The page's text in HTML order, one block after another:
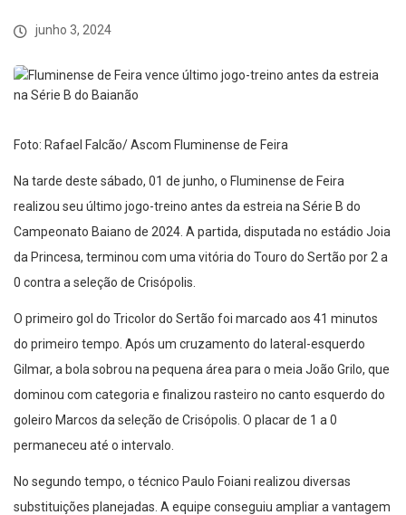
junho 3, 2024
Foto: Rafael Falcão/ Ascom Fluminense de Feira
Na tarde deste sábado, 01 de junho, o Fluminense de Feira
realizou seu último jogo-treino antes da estreia na Série B do
Campeonato Baiano de 2024. A partida, disputada no estádio Joia
da Princesa, terminou com uma vitória do Touro do Sertão por 2 a
0 contra a seleção de Crisópolis.
O primeiro gol do Tricolor do Sertão foi marcado aos 41 minutos
do primeiro tempo. Após um cruzamento do lateral-esquerdo
Gilmar, a bola sobrou na pequena área para o meia João Grilo, que
dominou com categoria e finalizou rasteiro no canto esquerdo do
goleiro Marcos da seleção de Crisópolis. O placar de 1 a 0
permaneceu até o intervalo.
No segundo tempo, o técnico Paulo Foiani realizou diversas
substituições planejadas. A equipe conseguiu ampliar a vantagem